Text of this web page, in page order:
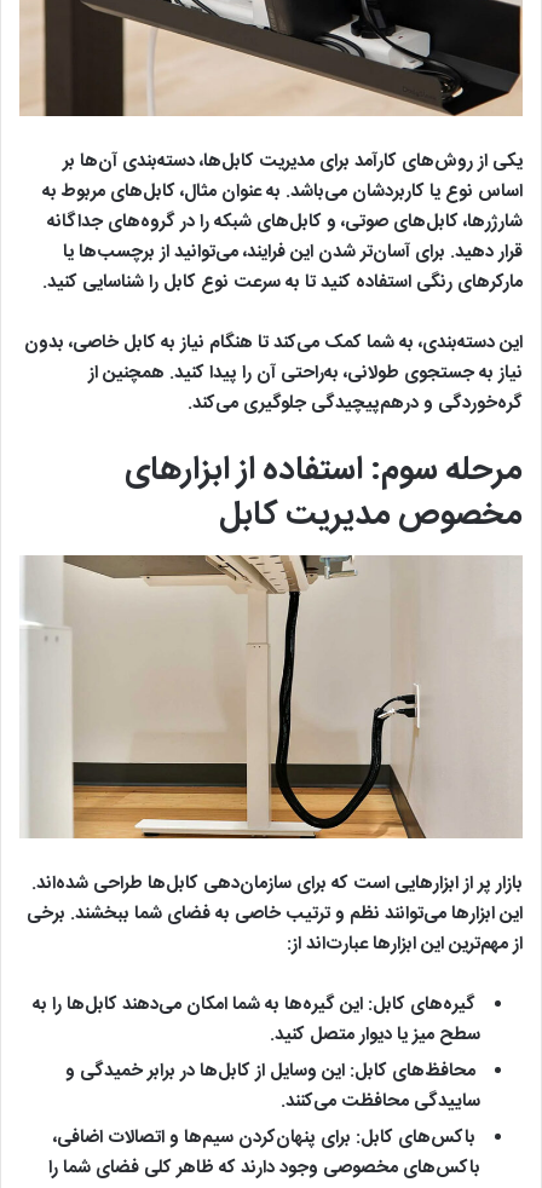
یکی از روش‌های کارآمد برای مدیریت کابل‌ها، دسته‌بندی آن‌ها بر
اساس نوع یا کاربردشان می‌باشد. به ‌عنوان مثال، کابل‌های مربوط به
شارژرها، کابل‌های صوتی، و کابل‌های شبکه را در گروه‌های جداگانه
قرار دهید. برای آسان‌تر شدن این فرایند، می‌توانید از برچسب‌ها یا
مارکرهای رنگی استفاده کنید تا به‌ سرعت نوع کابل را شناسایی کنید.
این دسته‌بندی، به شما کمک می‌کند تا هنگام نیاز به کابل خاصی، بدون
نیاز به جستجوی طولانی، به‌راحتی آن را پیدا کنید. همچنین از
گره‌خوردگی و درهم‌پیچیدگی جلوگیری می‌کند.
مرحله سوم: استفاده از ابزارهای
مخصوص مدیریت کابل
بازار پر از ابزارهایی است که برای سازمان‌دهی کابل‌ها طراحی شده‌اند.
این ابزارها می‌توانند نظم و ترتیب خاصی به فضای شما ببخشند. برخی
از مهم‌ترین این ابزارها عبارت‌اند از:
گیره‌های کابل: این گیره‌ها به شما امکان می‌دهند کابل‌ها را به
سطح میز یا دیوار متصل کنید.
محافظ‌های کابل: این وسایل از کابل‌ها در برابر خمیدگی و
ساییدگی محافظت می‌کنند.
باکس‌های کابل: برای پنهان‌کردن سیم‌ها و اتصالات اضافی،
باکس‌های مخصوصی وجود دارند که ظاهر کلی فضای شما را